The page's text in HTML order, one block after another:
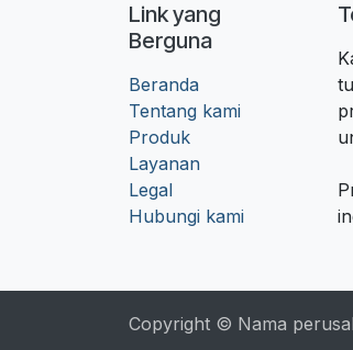
Link yang
Berguna
Beranda
Tentang kami
Produk
Layanan
Legal
Hubungi kami
Copyright © Nama